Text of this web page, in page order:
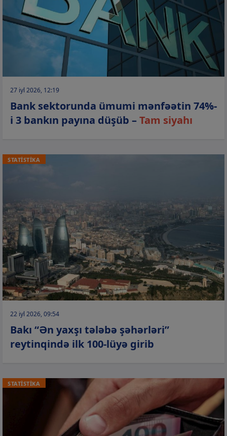
27 iyl 2026, 12:19
Bank sektorunda ümumi mənfəətin 74%-
i 3 bankın payına düşüb –Tam siyahı
STATİSTİKA
22 iyl 2026, 09:54
Bakı “Ən yaxşı tələbə şəhərləri”
reytinqində ilk 100-lüyə girib
STATİSTİKA